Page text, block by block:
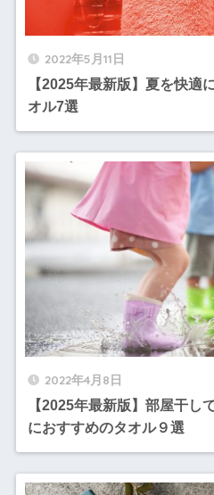
2022年5月11日
【2025年最新版】夏を快適
オル7選
2022年4月8日
【2025年最新版】部屋干し
におすすめのタオル９選